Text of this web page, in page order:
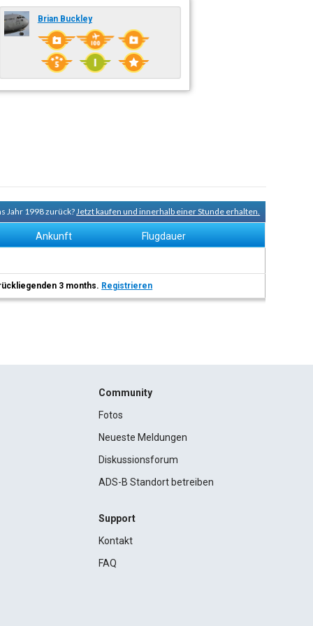
Brian Buckley
Jahr 1998 zurück?Jetzt kaufen und innerhalb einer Stunde erhalten.
Ankunft Flugdauer
3 months. Registrieren
Community
Fotos
Neueste Meldungen
Diskussionsforum
ADS-B Standort betreiben
Support
Kontakt
FAQ